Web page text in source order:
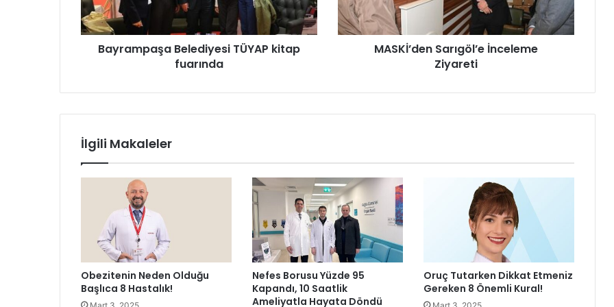
p
a
ş
l
i
y
e
s
P
k
i
Bayrampaşa Belediyesi TÜYAP kitap
fuarında
d
e
n
ı
e
İ
n
c
e
m
e
Z
MASKİ’den Sarıgöl’e İnceleme
Ziyareti
İlgili Makaleler
Obezitenin Neden Olduğu
Başlıca 8 Hastalık!
Nefes Borusu Yüzde 95
Kapandı, 10 Saatlik
Ameliyatla Hayata Döndü
Oruç Tutarken Dikkat Etmeniz
Gereken 8 Önemli Kural!